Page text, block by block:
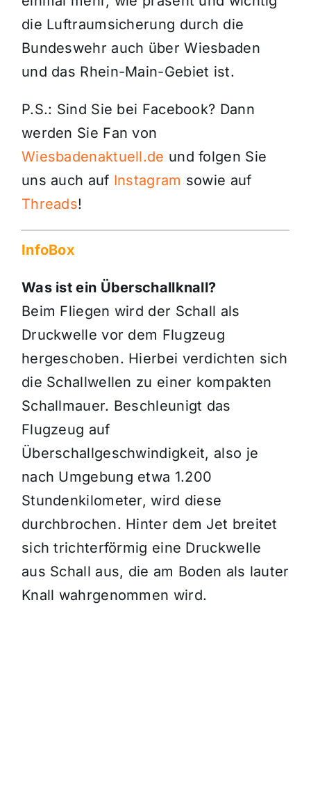
die Luftraumsicherung durch die
Bundeswehr auch über Wiesbaden
und das Rhein-Main-Gebiet ist.
P.S.: Sind Sie bei Facebook? Dann
werden Sie Fan von
Wiesbadenaktuell.de und folgen Sie
uns auch auf Instagram sowie auf
Threads!
InfoBox
Was ist ein Überschallknall?
Beim Fliegen wird der Schall als
Druckwelle vor dem Flugzeug
hergeschoben. Hierbei verdichten sich
die Schallwellen zu einer kompakten
Schallmauer. Beschleunigt das
Flugzeug auf
Überschallgeschwindigkeit, also je
nach Umgebung etwa 1.200
Stundenkilometer, wird diese
durchbrochen. Hinter dem Jet breitet
sich trichterförmig eine Druckwelle
aus Schall aus, die am Boden als lauter
Knall wahrgenommen wird.